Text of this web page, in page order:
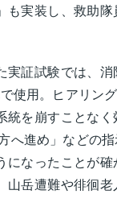
も実装し、救助
実証試験では、
使用。ヒアリン
を崩すことな
へ進め」などの
になったことが
山岳遭難や徘徊